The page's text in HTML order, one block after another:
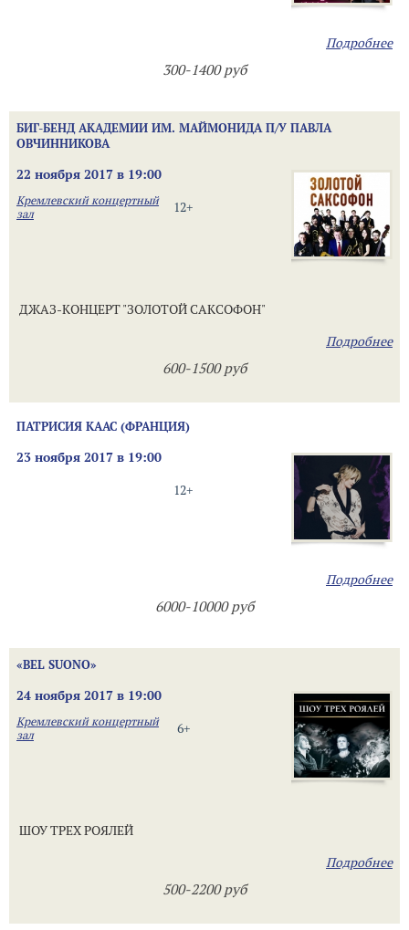
Подробнее
300-1400 руб
БИГ-БЕНД АКАДЕМИИ ИМ. МАЙМОНИДА П/У ПАВЛА
ОВЧИННИКОВА
22 ноября 2017 в 19:00
12+
Кремлевский концертный
зал
ДЖАЗ-КОНЦЕРТ "ЗОЛОТОЙ САКСОФОН"
Подробнее
600-1500 руб
ПАТРИСИЯ КААС (ФРАНЦИЯ)
23 ноября 2017 в 19:00
12+
Подробнее
6000-10000 руб
«BEL SUONO»
24 ноября 2017 в 19:00
6+
Кремлевский концертный
зал
ШОУ ТРЕХ РОЯЛЕЙ
Подробнее
500-2200 руб